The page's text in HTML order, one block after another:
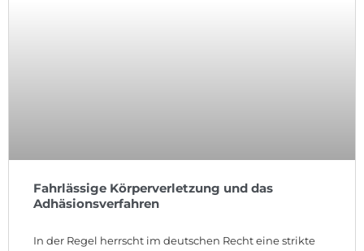
Fahrlässige Körperverletzung und das
Adhäsionsverfahren
In der Regel herrscht im deutschen Recht eine strikte